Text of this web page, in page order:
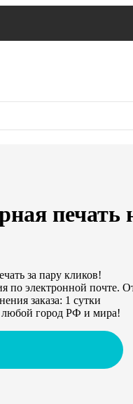
печать
за пару кликов!
по электронной почте.
заказа: 1 сутки
город РФ и мира!